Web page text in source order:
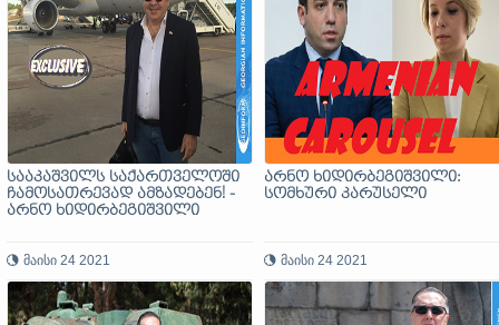
სააკაშვილს საქართველოში
ჩამოსათრევად ამზადებენ! -
არნო ხიდირბეგიშვილი
მაისი 24 2021
არნო ხიდირბეგიშვილი:
სომხური კარუსელი
მაისი 24 2021